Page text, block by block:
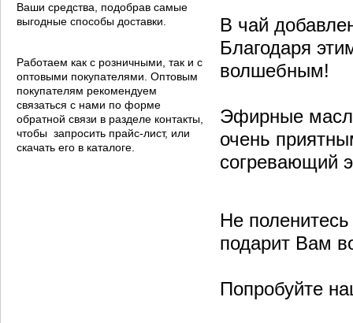
Ваши средства, подобрав самые
выгодные способы доставки.
Работаем как с розничными, так и с
оптовыми покупателями. Оптовым
покупателям рекомендуем
связаться с нами по форме
обратной связи в разделе контакты,
чтобы запросить прайс-лист, или
скачать его в каталоге.
В чай
Благодаря
волшебным!
Эфирные
очень
согревающий
Не
подарит Вам
Попробуйте